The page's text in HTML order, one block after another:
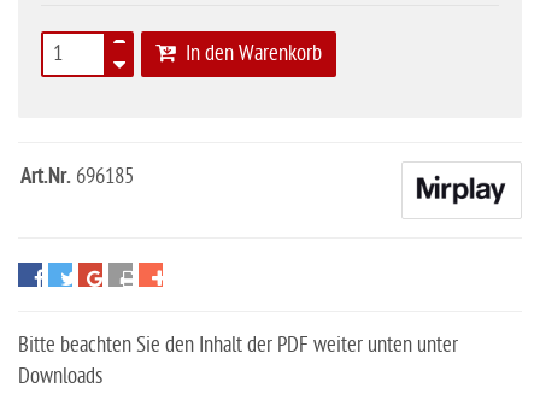
In den Warenkorb
Art.Nr. 696185
Bitte beachten Sie den Inhalt der PDF weiter unten unter
Downloads